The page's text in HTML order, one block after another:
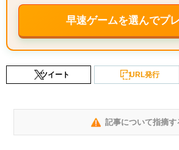
早速ゲームを選んでプ
ツイート URL発行
記事について指摘す